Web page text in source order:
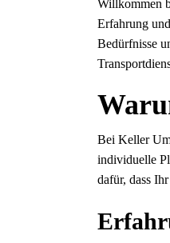
Willkommen
Erfahrung
Bedürfnisse
Bei Keller
individuelle
dafür, dass